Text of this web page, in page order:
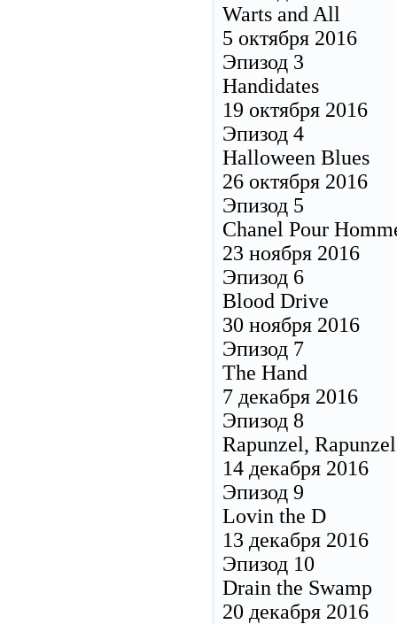
Warts and All
5 октября 2016
Эпизод 3
Handidates
19 октября 2016
Эпизод 4
Halloween Blues
26 октября 2016
Эпизод 5
Chanel Pour
23 ноября 2016
Эпизод 6
Blood Drive
30 ноября 2016
Эпизод 7
The Hand
7 декабря 2016
Эпизод 8
Rapunzel, Rapunzel
14 декабря 2016
Эпизод 9
Lovin the D
13 декабря 2016
Эпизод 10
Drain the Swamp
20 декабря 2016